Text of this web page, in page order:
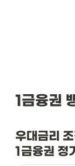
1금융권
우대금리
1금융권 정